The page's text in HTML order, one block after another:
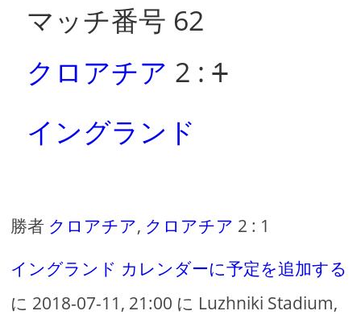
マッチ番号 62
クロアチア 2 :1
イングランド
勝者 クロアチア, クロアチア 2 : 1
イングランド カレンダーに予定を追加する
に 2018-07-11, 21:00 に Luzhniki Stadium,